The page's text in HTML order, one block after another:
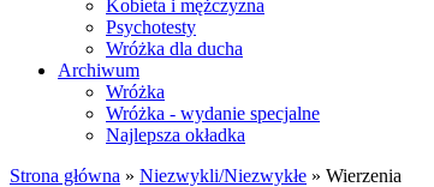
Kobieta i mężczyzna
Psychotesty
Wróżka dla ducha
Archiwum
Wróżka
Wróżka - wydanie specjalne
Najlepsza okładka
Strona główna » Niezwykli/Niezwykłe » Wierzenia